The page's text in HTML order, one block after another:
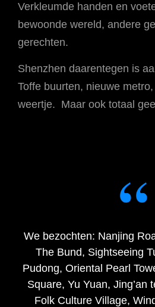
Verkleumde handen en
bewoonde wereld, andere
gerechten.
Shenzhen daarentegen is
Toffe buurten, nieuwe
weertje. Maar ook totaal
We bezochten: Nanjing
The Bund, Sightseeing
Pudong, Oriental Pearl
Square, Yu Yuan, Jing’an
Folk Culture Village,